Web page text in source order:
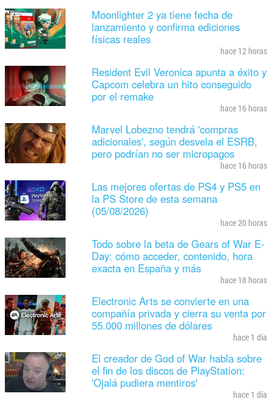
Moonlighter 2 ya tiene fecha de
lanzamiento y confirma ediciones
físicas reales
hace 12 horas
Resident Evil Veronica apunta a éxito y
Capcom celebra un hito conseguido
por el remake
hace 16 horas
Marvel Lobezno tendrá 'compras
adicionales', según desvela el ESRB,
pero podrían no ser micropagos
hace 16 horas
Las mejores ofertas de PS4 y PS5 en
la PS Store de esta semana
(05/08/2026)
hace 20 horas
Todo sobre la beta de Gears of War E-
Day: cómo acceder, contenido, hora
exacta en España y más
hace 18 horas
Electronic Arts se convierte en una
compañía privada y cierra su venta por
55.000 millones de dólares
hace 1 día
El creador de God of War habla sobre
el fin de los discos de PlayStation:
'Ojalá pudiera mentiros'
hace 1 día